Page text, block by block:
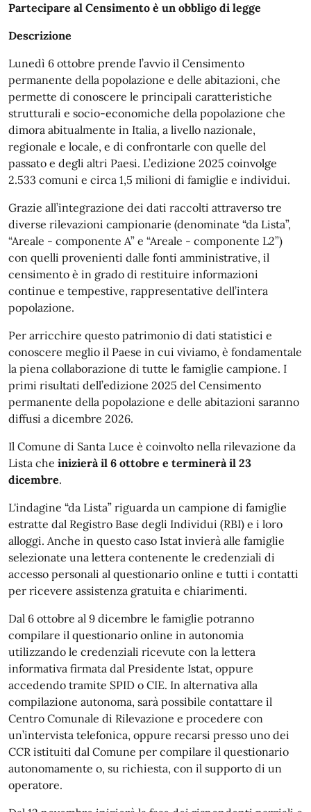
Partecipare al Censimento è un obbligo di legge
Descrizione
Lunedì 6 ottobre prende l’avvio il Censimento
permanente della popolazione e delle abitazioni, che
permette di conoscere le principali caratteristiche
strutturali e socio-economiche della popolazione che
dimora abitualmente in Italia, a livello nazionale,
regionale e locale, e di confrontarle con quelle del
passato e degli altri Paesi. L’edizione 2025 coinvolge
2.533 comuni e circa 1,5 milioni di famiglie e individui.
Grazie all’integrazione dei dati raccolti attraverso tre
diverse rilevazioni campionarie (denominate “da Lista”,
“Areale - componente A” e “Areale - componente L2”)
con quelli provenienti dalle fonti amministrative, il
censimento è in grado di restituire informazioni
continue e tempestive, rappresentative dell’intera
popolazione.
Per arricchire questo patrimonio di dati statistici e
conoscere meglio il Paese in cui viviamo, è fondamentale
la piena collaborazione di tutte le famiglie campione. I
primi risultati dell’edizione 2025 del Censimento
permanente della popolazione e delle abitazioni saranno
diffusi a dicembre 2026.
Il Comune di Santa Luce è coinvolto nella rilevazione da
Lista che inizierà il 6 ottobre e terminerà il 23
dicembre.
L'indagine “da Lista” riguarda un campione di famiglie
estratte dal Registro Base degli Individui (RBI) e i loro
alloggi. Anche in questo caso Istat invierà alle famiglie
selezionate una lettera contenente le credenziali di
accesso personali al questionario online e tutti i contatti
per ricevere assistenza gratuita e chiarimenti.
Dal 6 ottobre al 9 dicembre le famiglie potranno
compilare il questionario online in autonomia
utilizzando le credenziali ricevute con la lettera
informativa firmata dal Presidente Istat, oppure
accedendo tramite SPID o CIE. In alternativa alla
compilazione autonoma, sarà possibile contattare il
Centro Comunale di Rilevazione e procedere con
un’intervista telefonica, oppure recarsi presso uno dei
CCR istituiti dal Comune per compilare il questionario
autonomamente o, su richiesta, con il supporto di un
operatore.